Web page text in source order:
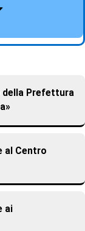
della Prefettura
al Centro
ai